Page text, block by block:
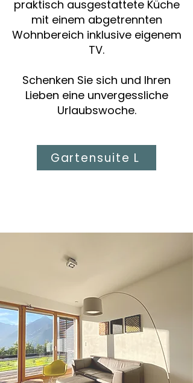
praktisch ausgestattete Küche
mit einem abgetrennten
Wohnbereich inklusive eigenem
TV.
Schenken Sie sich und Ihren
Lieben eine unvergessliche
Urlaubswoche.
Gartensuite L